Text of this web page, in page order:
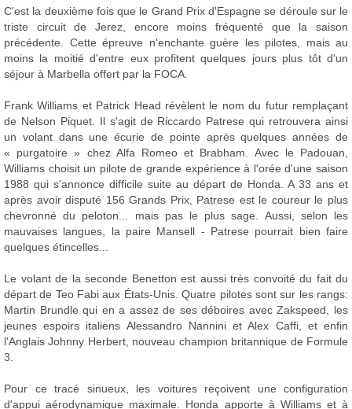
C'est la deuxième fois que le Grand Prix d'Espagne se déroule sur le
triste circuit de Jerez, encore moins fréquenté que la saison
précédente. Cette épreuve n'enchante guère les pilotes, mais au
moins la moitié d'entre eux profitent quelques jours plus tôt d'un
séjour à Marbella offert par la FOCA.
Frank Williams et Patrick Head révèlent le nom du futur remplaçant
de Nelson Piquet. Il s'agit de Riccardo Patrese qui retrouvera ainsi
un volant dans une écurie de pointe après quelques années de
« purgatoire » chez Alfa Romeo et Brabham. Avec le Padouan,
Williams choisit un pilote de grande expérience à l'orée d'une saison
1988 qui s'annonce difficile suite au départ de Honda. A 33 ans et
après avoir disputé 156 Grands Prix, Patrese est le coureur le plus
chevronné du peloton... mais pas le plus sage. Aussi, selon les
mauvaises langues, la paire Mansell - Patrese pourrait bien faire
quelques étincelles...
Le volant de la seconde Benetton est aussi très convoité du fait du
départ de Teo Fabi aux États-Unis. Quatre pilotes sont sur les rangs:
Martin Brundle qui en a assez de ses déboires avec Zakspeed, les
jeunes espoirs italiens Alessandro Nannini et Alex Caffi, et enfin
l'Anglais Johnny Herbert, nouveau champion britannique de Formule
3.
Pour ce tracé sinueux, les voitures reçoivent une configuration
d'appui aérodynamique maximale. Honda apporte à Williams et à